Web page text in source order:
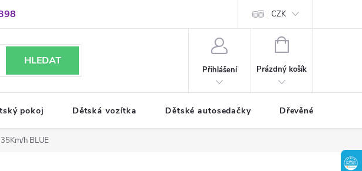
CZK
HLEDAT
Přihlášení
NÁKUPNÍ
Prázdný košík
pokoj Dětská vozítka Dětské autosedačky Dřevěné hračky
h BLUE